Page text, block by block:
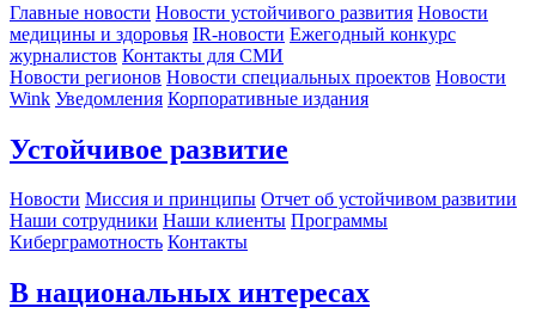
Главные новости Новости устойчивого развития Новости
медицины и здоровья IR-новости Ежегодный конкурс
журналистов Контакты для СМИ
Новости регионов Новости специальных проектов Новости
Wink Уведомления Корпоративные издания
Устойчивое развитие
Новости Миссия и принципы Отчет об устойчивом развитии
Наши сотрудники Наши клиенты Программы
Киберграмотность Контакты
В национальных интересах